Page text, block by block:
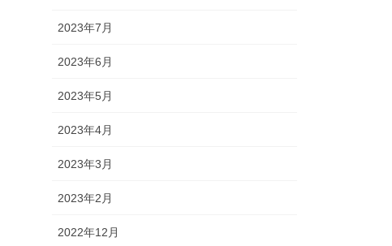
2023年7月
2023年6月
2023年5月
2023年4月
2023年3月
2023年2月
2022年12月